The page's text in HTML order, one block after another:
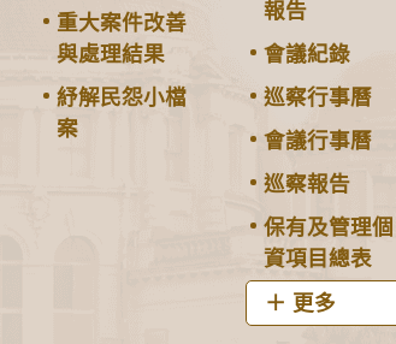
重大案件改善
與處理結果
紓解民怨小檔
案
報告
會議紀錄
巡察行事曆
會議行事曆
巡察報告
保有及管理個
資項目總表
更多